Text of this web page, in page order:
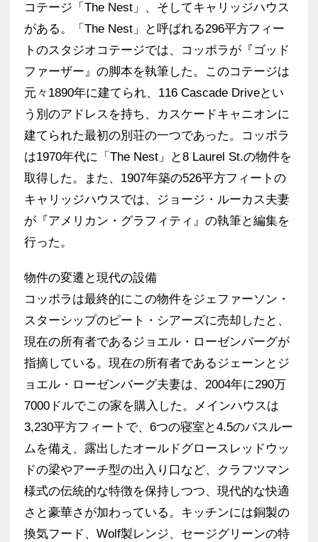
コテージ「The Nest」、そしてキャリッジハウス
がある。「The Nest」と呼ばれる296平方フィー
トのスタジオコテージでは、コッポラが『ゴッド
ファーザー』の脚本を執筆した。このコテージは
元々1890年に建てられ、116 Cascade Driveとい
う別のアドレスを持ち、カスケードキャニオンに
建てられた最初の別荘の一つであった。コッポラ
は1970年代に「The Nest」と8 Laurel St.の物件を
取得した。また、1907年築の526平方フィートの
キャリッジハウスでは、ジョージ・ルーカス夫妻
が『アメリカン・グラフィティ』の執筆と編集を
行った。
物件の変遷と現代の設備
コッポラは最終的にこの物件をジェファーソン・
スターシップのピート・シアーズに売却したと、
現在の所有者であるジョエル・ローゼンバーグが
指摘している。現在の所有者であるジェーンとジ
ョエル・ローゼンバーグ夫妻は、2004年に290万
7000ドルでこの家を購入した。メインハウスは
3,230平方フィートで、6つの寝室と4.5のバスルー
ムを備え、露出したオールドグロースレッドウッ
ドの梁やアーチ型の出入り口など、クラフツマン
様式の伝統的な特徴を保持しつつ、現代的な快適
さと豪華さが加わっている。キッチンには銅製の
換気フード、Wolf製レンジ、セージグリーンの特